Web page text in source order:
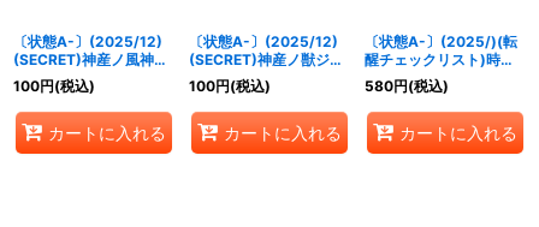
〔状態A-〕(2025/12)
(SECRET)神産ノ風神シ
ナツヒコ(BSC47収録)
【R-SEC】{BS55-035}
《緑》
100円(税込)
カートに入れる
〔状態A-〕(2025/12)
(SECRET)神産ノ獣ジュ
モクノシカ【C-SEC】
{BSC47-002}《緑》
100円(税込)
カートに入れる
〔状態A-〕(2025/)(転
醒チェックリスト)時間
双龍タイムラー・ダイム
ラー/時空竜軍団長タイ
ムラー・ダイムラー
【-】{BSC47-RV009}
《青》
580円(税込)
カートに入れる